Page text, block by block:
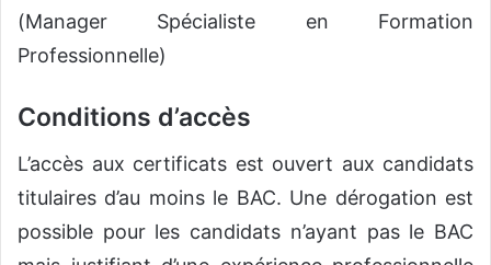
(Manager Spécialiste en Formation
Professionnelle)
Conditions d’accès
L’accès aux certificats est ouvert aux candidats
titulaires d’au moins le BAC. Une dérogation est
possible pour les candidats n’ayant pas le BAC